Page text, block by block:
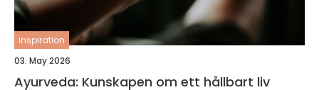
inspiration
03. May 2026
Ayurveda: Kunskapen om ett hållbart liv